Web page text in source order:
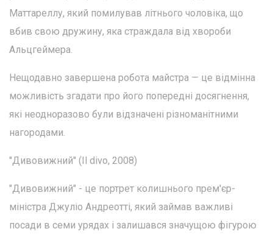
Маттареллу, який помилував літнього чоловіка, що
вбив свою дружину, яка страждала від хвороби
Альцгеймера.
Нещодавно завершена робота майстра — це відмінна
можливість згадати про його попередні досягнення,
які неодноразово були відзначені різноманітними
нагородами.
"Дивовижний" (Il divo, 2008)
"Дивовижний" - це портрет колишнього прем'єр-
міністра Джуліо Андреотті, який займав важливі
посади в семи урядах і залишався значущою фігурою